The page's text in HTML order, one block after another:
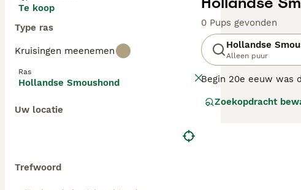
Te koop
Type ras
Kruisingen meenemen
Ras
Hollandse Smoushond
Uw locatie
Trefwoord
0 Pups gevonden
Hollandse
Alleen puur
Begin 20e eeuw was
Wereldoorlog werd
Lees onze
Zoekopdracht